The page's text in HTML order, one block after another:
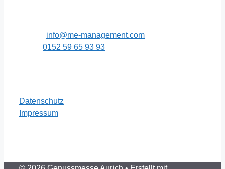
info@me-management.com
0152 59 65 93 93
Datenschutz
Impressum